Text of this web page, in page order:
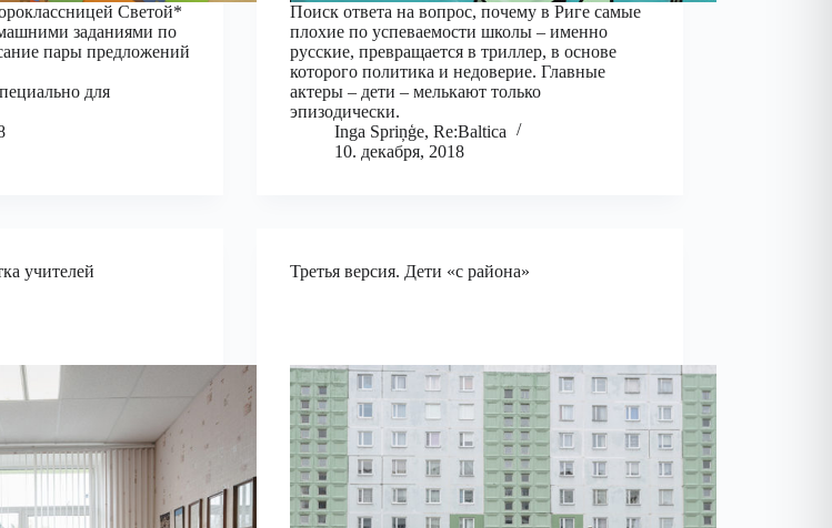
Светой*
заданиями по
пары предложений
для
Поиск ответа на вопрос, почему в Риге самые
плохие по успеваемости школы – именно
русские, превращается в триллер, в основе
которого политика и недоверие. Главные
актеры – дети – мелькают только
эпизодически.
Inga Spriņģe, Re:Baltica
10. декабря, 2018
учителей Третья версия. Дети «с района»